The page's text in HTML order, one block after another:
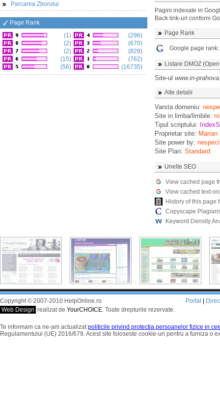
Parcarea Zborului
Page Rank
(1)
(2)
(2)
(15)
(56)
(296)
(670)
(829)
(762)
(16735)
Pagini indexate in
Back link-uri conform
Page Rank
Google page rank:
Listare DMOZ
Site-ul www.in-
Alte detalii
Varsta domeniu:
Site in limba/limbile: ro
Tipul scriptului:
Proprietar site: Marian
Site power by:
Site Plan: Standard
Unelte SEO
View cached page
View cached text-
History of this page
Copyscape
Keyword Density
Copyright © 2007-2010 HelpOnline.ro
Web Design realizat de YourCHOICE. Toate drepturile rezervate.
Portal
Te informam ca ne-am actualizatpoliticile privind protectia persoanelor fizice in
Regulamentului (UE) 2016/679. Acest site foloseste cookie-uri pentru a furniza o